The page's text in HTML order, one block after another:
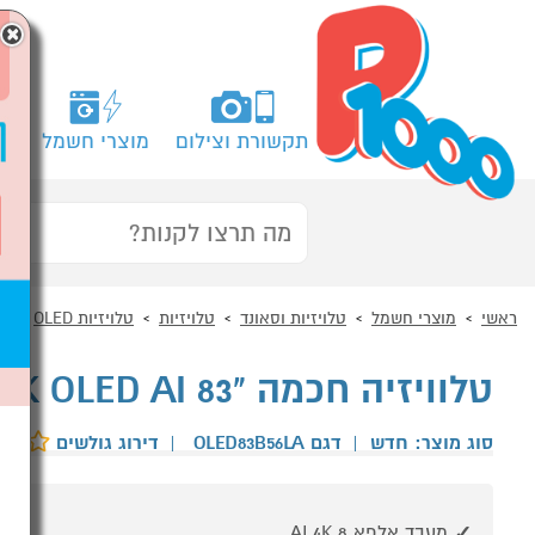
תקשורת וצילום מוצרי חשמל
ראשי מוצרי חשמל טלויזיות וסאונד טלויזיות טלויזיות OLED
טלוויזיה חכמה "83 4K OLED AI דגם LG OLED83B56LA
סוג מוצר: חדש | דגם OLED83B56LA | דירוג גולשים
×